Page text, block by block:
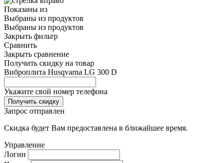
Показаны из
Выбраны из продуктов
Выбраны из продуктов
Закрыть фильтр
Сравнить
Закрыть сравнение
Получить скидку на товар
Виброплита Husqvarna LG 300 D
Укажите свой номер телефона
Получить скидку
Запрос отправлен
Скидка будет Вам предоставлена в ближайшее время.
Управление
Логин